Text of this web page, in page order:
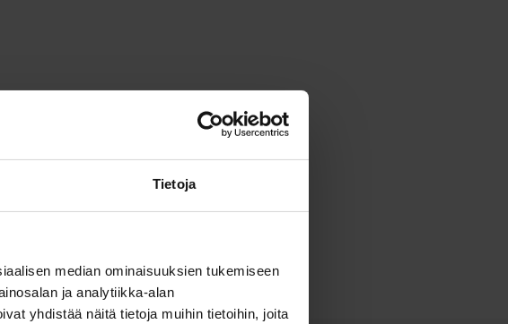
Tietoja
median ominaisuuksien tukemiseen
ja analytiikka-alan
yhdistää näitä tietoja muihin tietoihin, joita